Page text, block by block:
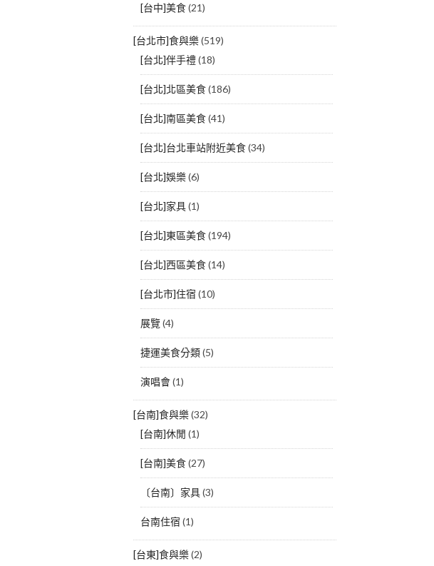
[台中]美食(21)
[台北市]食與樂(519)
[台北]伴手禮(18)
[台北]北區美食(186)
[台北]南區美食(41)
[台北]台北車站附近美食(34)
[台北]娛樂(6)
[台北]家具(1)
[台北]東區美食(194)
[台北]西區美食(14)
[台北市]住宿 (10)
展覽(4)
捷運美食分類(5)
演唱會(1)
[台南]食與樂(32)
[台南]休閒 (1)
[台南]美食(27)
〔台南〕家具(3)
台南住宿 (1)
[台東]食與樂(2)